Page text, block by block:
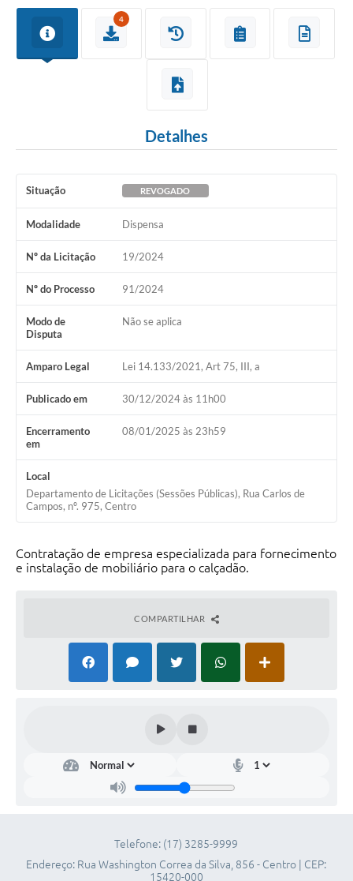
Transparência
Editais
Contratos
Arquivos para Download
Carta de Serviços
Notícias
Turismo
Obras
Galeria de Vídeos
Projetos
Contas Públicas
Legislação
Links
Telefones Úteis
4
Detalhes
Situação REVOGADO
Modalidade Dispensa
Nº da Licitação 19/2024
Nº do Processo 91/2024
Modo de
Disputa
Não se aplica
Amparo Legal Lei 14.133/2021, Art 75, III, a
Publicado em 30/12/2024 às 11h00
Encerramento
em
08/01/2025 às 23h59
Local
Departamento de Licitações (Sessões Públicas), Rua Carlos de
Campos, nº. 975, Centro
Contratação de empresa especializada para fornecimento
e instalação de mobiliário para o calçadão.
COMPARTILHAR
Telefone: (17) 3285-9999
Endereço: Rua Washington Correa da Silva, 856 - Centro | CEP:
15420-000